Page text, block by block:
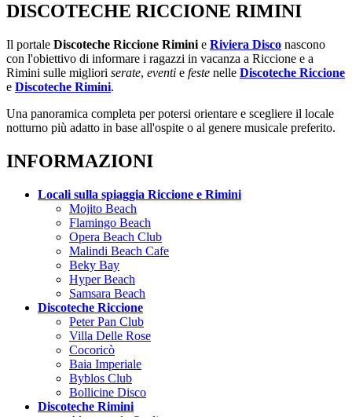
DISCOTECHE RICCIONE RIMINI
Il portale Discoteche Riccione Rimini e Riviera Disco nascono
con l'obiettivo di informare i ragazzi in vacanza a Riccione e a
Rimini sulle migliori serate, eventi e feste nelle Discoteche Riccione
e Discoteche Rimini.
Una panoramica completa per potersi orientare e scegliere il locale
notturno più adatto in base all'ospite o al genere musicale preferito.
INFORMAZIONI
Locali sulla spiaggia Riccione e Rimini
Mojito Beach
Flamingo Beach
Opera Beach Club
Malindi Beach Cafe
Beky Bay
Hyper Beach
Samsara Beach
Discoteche Riccione
Peter Pan Club
Villa Delle Rose
Cocoricò
Baia Imperiale
Byblos Club
Bollicine Disco
Discoteche Rimini